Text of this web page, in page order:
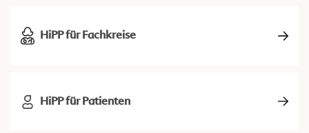
HiPP für Fachkreise
HiPP für Patienten